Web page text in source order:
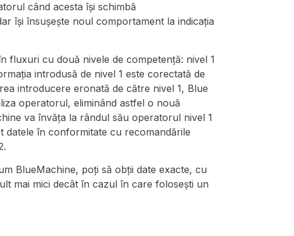
când acesta își schimbă
își însușește noul comportament la indicația
fluxuri cu două nivele de competență: nivel 1
introdusă de nivel 1 este corectată de
introducere eronată de către nivel 1, Blue
operatorul, eliminând astfel o nouă
va învăța la rândul său operatorul nivel 1
datele în conformitate cu recomandările
BlueMachine, poți să obții date exacte, cu
mai mici decât în cazul în care folosești un